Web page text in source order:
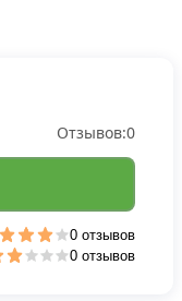
Отзывов:0
0 отзывов
0 отзывов